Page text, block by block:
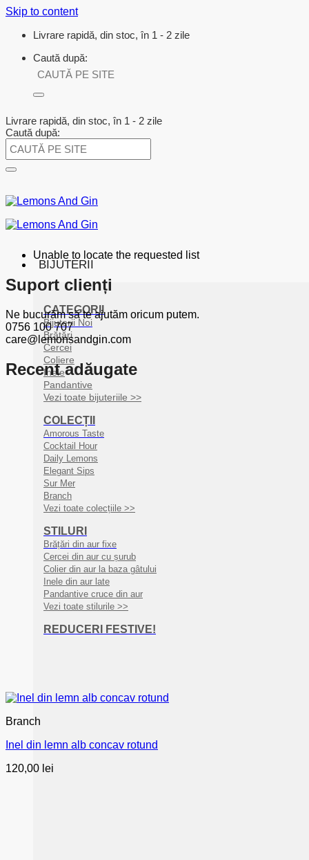
Skip to content
Livrare rapidă, din stoc, în 1 - 2 zile
Caută după:
Livrare rapidă, din stoc, în 1 - 2 zile
Caută după:
BIJUTERII
CATEGORII
Bijuterii Noi
Brățări
Cercei
Coliere
Inele
Pandantive
Vezi toate bijuteriile >>
COLECȚII
Amorous Taste
Cocktail Hour
Daily Lemons
Elegant Sips
Sur Mer
Branch
Vezi toate colecțiile >>
STILURI
Brățări din aur fixe
Cercei din aur cu șurub
Colier din aur la baza gâtului
Inele din aur late
Pandantive cruce din aur
Vezi toate stilurile >>
REDUCERI FESTIVE!
Unable to locate the requested list
Suport clienți
Ne bucurăm să te ajutăm oricum putem.
0756 100 707
care@lemonsandgin.com
Recent adăugate
Branch
Inel din lemn alb concav rotund
120,00 lei